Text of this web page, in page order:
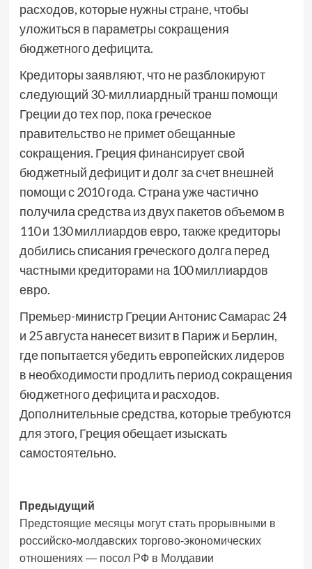
расходов, которые нужны стране, чтобы
уложиться в параметры сокращения
бюджетного дефицита.
Кредиторы заявляют, что не разблокируют
следующий 30-миллиардный транш помощи
Греции до тех пор, пока греческое
правительство не примет обещанные
сокращения. Греция финансирует свой
бюджетный дефицит и долг за счет внешней
помощи с 2010 года. Страна уже частично
получила средства из двух пакетов объемом в
110 и 130 миллиардов евро, также кредиторы
добились списания греческого долга перед
частными кредиторами на 100 миллиардов
евро.
Премьер-министр Греции Антонис Самарас 24
и 25 августа нанесет визит в Париж и Берлин,
где попытается убедить европейских лидеров
в необходимости продлить период сокращения
бюджетного дефицита и расходов.
Дополнительные средства, которые требуются
для этого, Греция обещает изыскать
самостоятельно.
Навигация
записи
Предыдущий
Предстоящие месяцы могут стать прорывными в
российско-молдавских торгово-экономических
отношениях — посол РФ в Молдавии